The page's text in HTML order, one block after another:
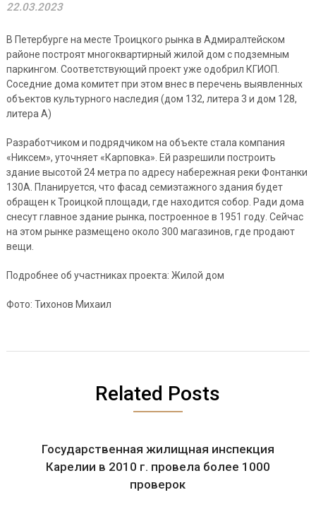
22.03.2023
В Петербурге на месте Троицкого рынка в Адмиралтейском
районе построят многоквартирный жилой дом с подземным
паркингом. Соответствующий проект уже одобрил КГИОП.
Соседние дома комитет при этом внес в перечень выявленных
объектов культурного наследия (дом 132, литера 3 и дом 128,
литера А)
Разработчиком и подрядчиком на объекте стала компания
«Никсем», уточняет «Карповка». Ей разрешили построить
здание высотой 24 метра по адресу набережная реки Фонтанки
130А. Планируется, что фасад семиэтажного здания будет
обращен к Троицкой площади, где находится собор. Ради дома
снесут главное здание рынка, построенное в 1951 году. Сейчас
на этом рынке размещено около 300 магазинов, где продают
вещи.
Подробнее об участниках проекта: Жилой дом
Фото: Тихонов Михаил
Related Posts
Государственная жилищная инспекция
Карелии в 2010 г. провела более 1000
проверок